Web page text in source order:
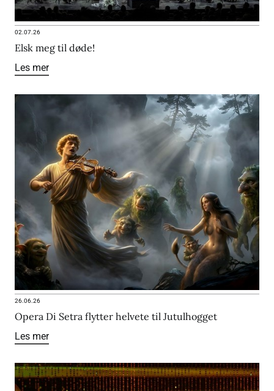
02.07.26
Elsk meg til døde!
Les mer
26.06.26
Opera Di Setra flytter helvete til Jutulhogget
Les mer